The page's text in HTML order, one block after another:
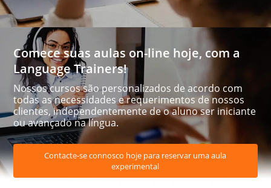
Comece suas aulas on-line hoje, com a
Language Trainers!
Nossos cursos são personalizados de acordo com
todas as necessidades e requerimentos de nossos
clientes, independentemente de o aluno ser iniciante
ou avançado na língua.
Contacte-se connosco hoje para reservar uma aula
experimental